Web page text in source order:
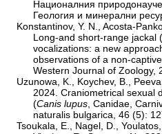
Националния
Геология и минерални
Konstantinov, Y. N., Acosta-
Long-and short-range jackal (
vocalizations: a new
observations of a non-
Western Journal of Zoology,
Uzunowa, K., Koychev, B.,
2024. Craniometrical sexual
(Canis lupus , Canidae,
naturalis bulgarica, 46 (5):
Tsoukala, E., Nagel, D.,